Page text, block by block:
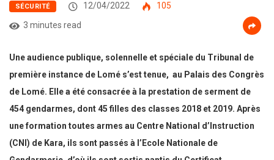
SÉCURITÉ 12/04/2022
105
3 minutes read
Une audience publique, solennelle et spéciale du Tribunal de
première instance de Lomé s’est tenue, au Palais des Congrès
de Lomé. Elle a été consacrée à la prestation de serment de
454 gendarmes, dont 45 filles des classes 2018 et 2019. Après
une formation toutes armes au Centre National d’Instruction
(CNI) de Kara, ils sont passés à l’Ecole Nationale de